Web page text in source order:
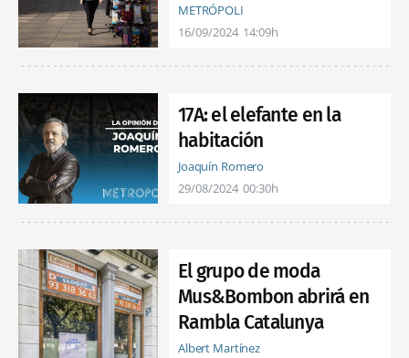
METRÓPOLI
16/09/2024 14:09h
17A: el elefante en la
habitación
Joaquín Romero
29/08/2024 00:30h
El grupo de moda
Mus&Bombon abrirá en
Rambla Catalunya
Albert Martínez